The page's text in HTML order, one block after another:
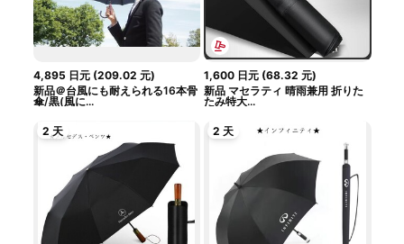
4,895 日元(209.02 元)
新品＠台風にも耐えられる16本骨
傘/黒(風に...
1,600 日元 (68.32 元)
新品 マセラティ 晴雨兼用 折りた
たみ特大...
2 天 2 天